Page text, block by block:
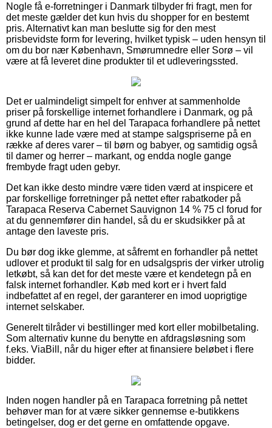
Nogle få e-forretninger i Danmark tilbyder fri fragt, men for
det meste gælder det kun hvis du shopper for en bestemt
pris. Alternativt kan man beslutte sig for den mest
prisbevidste form for levering, hvilket typisk – uden hensyn til
om du bor nær København, Smørumnedre eller Sorø – vil
være at få leveret dine produkter til et udleveringssted.
Det er ualmindeligt simpelt for enhver at sammenholde
priser på forskellige internet forhandlere i Danmark, og på
grund af dette har en hel del Tarapaca forhandlere på nettet
ikke kunne lade være med at stampe salgspriserne på en
række af deres varer – til børn og babyer, og samtidig også
til damer og herrer – markant, og endda nogle gange
frembyde fragt uden gebyr.
Det kan ikke desto mindre være tiden værd at inspicere et
par forskellige forretninger på nettet efter rabatkoder på
Tarapaca Reserva Cabernet Sauvignon 14 % 75 cl forud for
at du gennemfører din handel, så du er skudsikker på at
antage den laveste pris.
Du bør dog ikke glemme, at såfremt en forhandler på nettet
udlover et produkt til salg for en udsalgspris der virker utrolig
letkøbt, så kan det for det meste være et kendetegn på en
falsk internet forhandler. Køb med kort er i hvert fald
indbefattet af en regel, der garanterer en imod uoprigtige
internet selskaber.
Generelt tilråder vi bestillinger med kort eller mobilbetaling.
Som alternativ kunne du benytte en afdragsløsning som
f.eks. ViaBill, når du higer efter at finansiere beløbet i flere
bidder.
Inden nogen handler på en Tarapaca forretning på nettet
behøver man for at være sikker gennemse e-butikkens
betingelser, dog er det gerne en omfattende opgave.